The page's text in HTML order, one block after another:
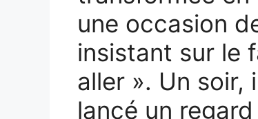
une occasion
insistant sur le
aller ». Un soir,
lancé un